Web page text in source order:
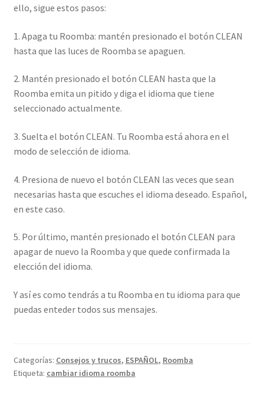
ello, sigue estos pasos:
1. Apaga tu Roomba: mantén presionado el botón CLEAN
hasta que las luces de Roomba se apaguen.
2. Mantén presionado el botón CLEAN hasta que la
Roomba emita un pitido y diga el idioma que tiene
seleccionado actualmente.
3. Suelta el botón CLEAN. Tu Roomba está ahora en el
modo de selección de idioma.
4. Presiona de nuevo el botón CLEAN las veces que sean
necesarias hasta que escuches el idioma deseado. Español,
en este caso.
5. Por último, mantén presionado el botón CLEAN para
apagar de nuevo la Roomba y que quede confirmada la
elección del idioma.
Y así es como tendrás a tu Roomba en tu idioma para que
puedas enteder todos sus mensajes.
Categorías: Consejos y trucos, ESPAÑOL, Roomba
Etiqueta: cambiar idioma roomba